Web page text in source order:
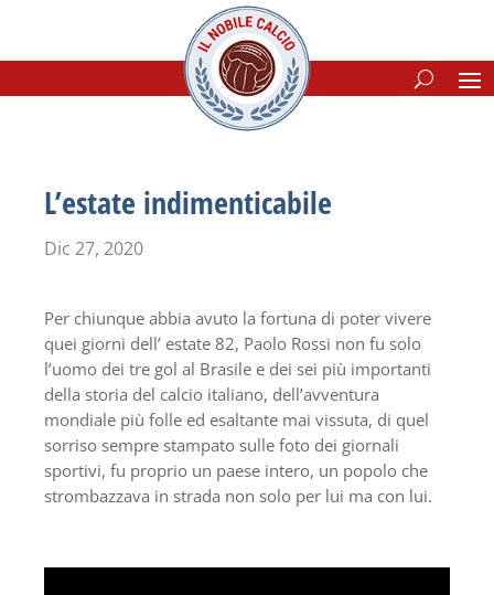
L’estate indimenticabile
Dic 27, 2020
Per chiunque abbia avuto la fortuna di poter vivere
quei giorni dell’ estate 82, Paolo Rossi non fu solo
l’uomo dei tre gol al Brasile e dei sei più importanti
della storia del calcio italiano, dell’avventura
mondiale più folle ed esaltante mai vissuta, di quel
sorriso sempre stampato sulle foto dei giornali
sportivi, fu proprio un paese intero, un popolo che
strombazzava in strada non solo per lui ma con lui.